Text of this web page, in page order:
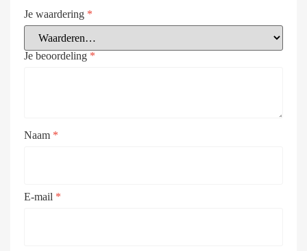
Je waardering *
Je beoordeling *
Naam *
E-mail *